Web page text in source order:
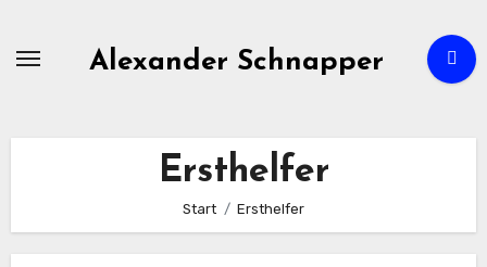
Alexander Schnapper
Ersthelfer
Start Ersthelfer